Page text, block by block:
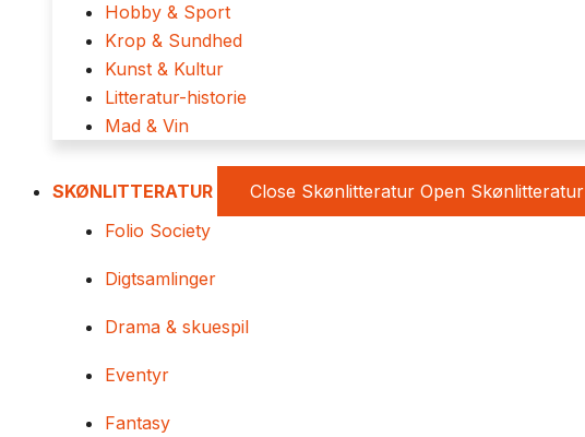
Hobby & Sport
Krop & Sundhed
Kunst & Kultur
Litteratur-historie
Mad & Vin
SKØNLITTERATUR Close Skønlitteratur Open Skønlitteratur
Folio Society
Digtsamlinger
Drama & skuespil
Eventyr
Fantasy